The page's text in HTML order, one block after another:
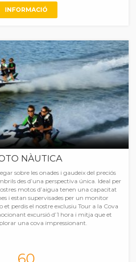
INFORMACIÓ
NÀUTICA
sobre les onades i gaudeix del preciós
des d’una perspectiva única. Ideal per
motos d’aigua tenen una capacitat
i estan supervisades per un monitor
perdis el nostre exclusiu Tour a la Cova
excursió d’1 hora i mitja que et
una cova impressionant.
60